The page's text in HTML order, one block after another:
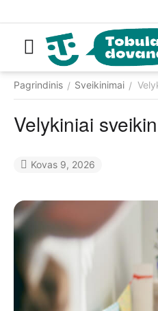
Pagrindinis / Sveikinimai /
Velykiniai
Kovas 9, 2026